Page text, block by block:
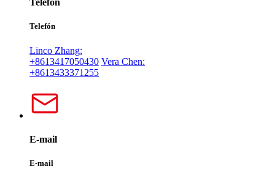
Telefón
Telefón
Linco Zhang:
+8613417050430 Vera Chen:
+8613433371255
E-mail
E-mail